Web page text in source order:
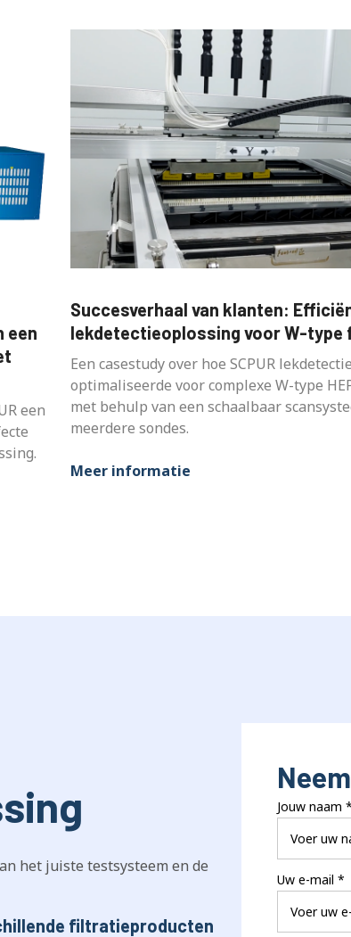
een
een
Succesverhaal van klanten:
lekdetectieoplossing voor W-type
Een casestudy over hoe SCPUR lekdetectie
optimaliseerde voor complexe W-type
met behulp van een schaalbaar
meerdere sondes.
Meer informatie
het juiste testsysteem en de
filtratieproducten
Jouw naam *
Uw e-mail *